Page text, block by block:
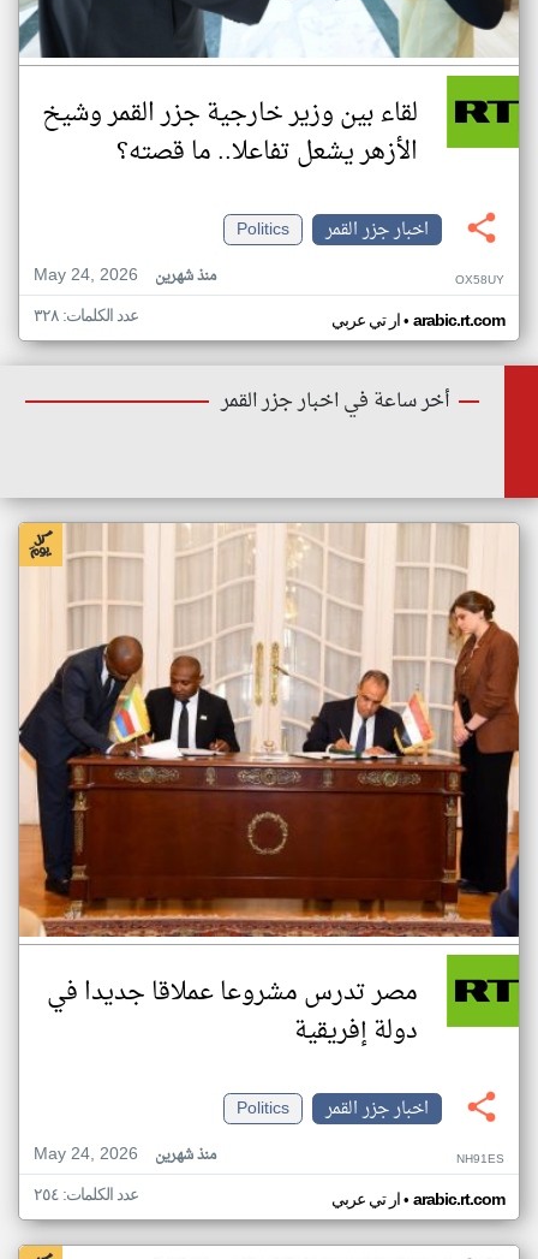
لقاء بين وزير خارجية جزر القمر وشيخ
الأزهر يشعل تفاعلا.. ما قصته؟
اخبار جزر القمر
Politics
May 24, 2026
منذ شهرين OX58UY
ار تي عربي• arabic.rt.com عدد الكلمات: ٣٢٨
أخر ساعة في اخبار جزر القمر
مصر تدرس مشروعا عملاقا جديدا في
دولة إفريقية
اخبار جزر القمر
Politics
May 24, 2026
منذ شهرين NH91ES
ار تي عربي• arabic.rt.com عدد الكلمات: ٢٥٤